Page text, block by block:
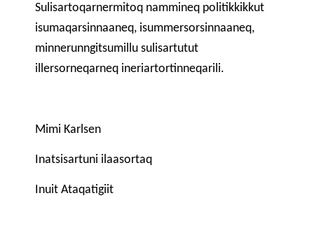
Sulisartoqarnermitoq nammineq politikkikkut
isumaqarsinnaaneq, isummersorsinnaaneq,
minnerunngitsumillu sulisartutut
illersorneqarneq ineriartortinneqarili.
Mimi Karlsen
Inatsisartuni ilaasortaq
Inuit Ataqatigiit